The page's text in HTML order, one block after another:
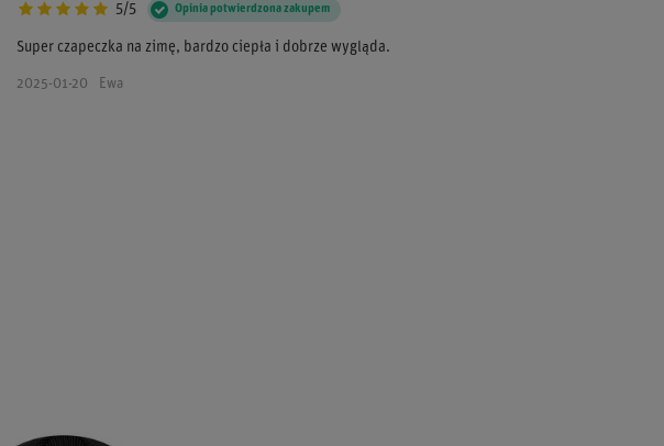
5/5 Opinia potwierdzona zakupem
Super czapeczka na zimę, bardzo ciepła i dobrze wygląda.
2025-01-20 Ewa